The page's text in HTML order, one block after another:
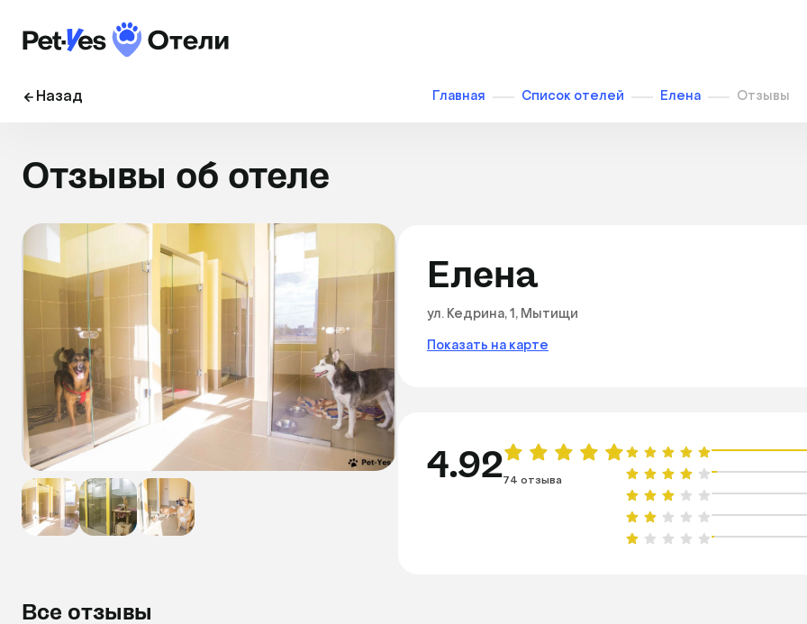
Назад Главная Список отелей Елена Отзывы
Отзывы об отеле
Елена
ул. Кедрина, 1, Мытищи
Показать на карте
4.9274 отзыва
Все отзывы